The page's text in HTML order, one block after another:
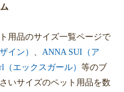
用品のサイズ一覧ページで
イン） 、 ANNA SUI（ア
（エックスガール） 等のブ
いサイズのペット用品を数